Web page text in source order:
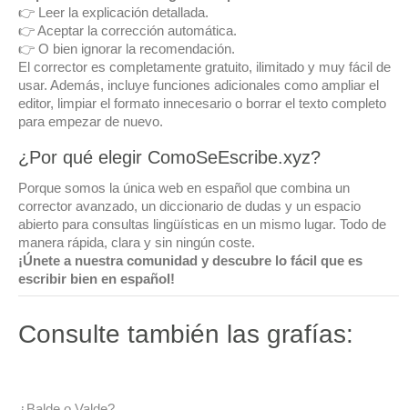
👉 Leer la explicación detallada.
👉 Aceptar la corrección automática.
👉 O bien ignorar la recomendación.
El corrector es completamente gratuito, ilimitado y muy fácil de
usar. Además, incluye funciones adicionales como ampliar el
editor, limpiar el formato innecesario o borrar el texto completo
para empezar de nuevo.
¿Por qué elegir ComoSeEscribe.xyz?
Porque somos la única web en español que combina un
corrector avanzado, un diccionario de dudas y un espacio
abierto para consultas lingüísticas en un mismo lugar. Todo de
manera rápida, clara y sin ningún coste.
¡Únete a nuestra comunidad y descubre lo fácil que es
escribir bien en español!
Consulte también las grafías: